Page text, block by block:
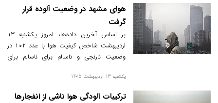
هوای مشهد در وضعیت آلوده قرار
گرفت
بر اساس آخرین داده‌ها، امروز یکشنبه ۱۳
اردیبهشت شاخص کیفیت هوا با عدد ۱۰۲ در
وضعیت نارنجی و ناسالم برای ناسالم برای
یکشنبه 13 اردیبهشت 1405
ترکیبات آلودگی هوا ناشی از انفجارها